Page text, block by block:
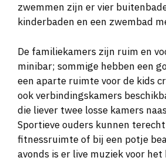
zwemmen zijn er vier
kinderbaden en een zwembad
De familiekamers zijn ruim en
minibar; sommige hebben een
een aparte ruimte voor de kids
ook verbindingskamers
die liever twee losse kamers
Sportieve ouders kunnen
fitnessruimte of bij een potje
avonds is er live muziek voor